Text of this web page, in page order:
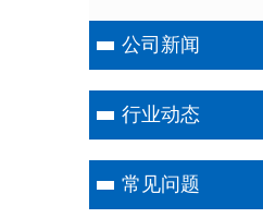
公司新闻
行业动态
常见问题